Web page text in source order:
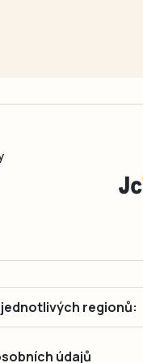
regionů:
údajů